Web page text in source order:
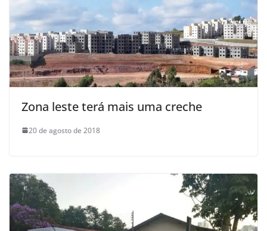
Zona leste terá mais uma creche
20 de agosto de 2018